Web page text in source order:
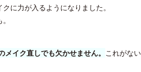
に力が入るようになりました。
イク直しでも欠かせません。 これがな